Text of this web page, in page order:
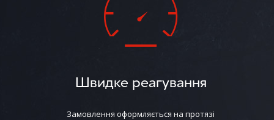
Швидке реагування
Замовлення оформляється на протязі